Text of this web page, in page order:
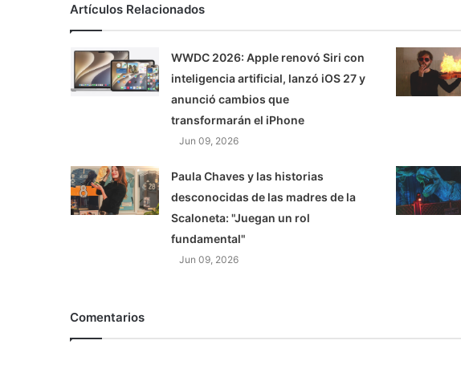
Artículos Relacionados
WWDC 2026: Apple renovó Siri con
inteligencia artificial, lanzó iOS 27 y
anunció cambios que
transformarán el iPhone
Jun 09, 2026
Paula Chaves y las historias
desconocidas de las madres de la
Scaloneta: "Juegan un rol
fundamental"
Jun 09, 2026
Comentarios